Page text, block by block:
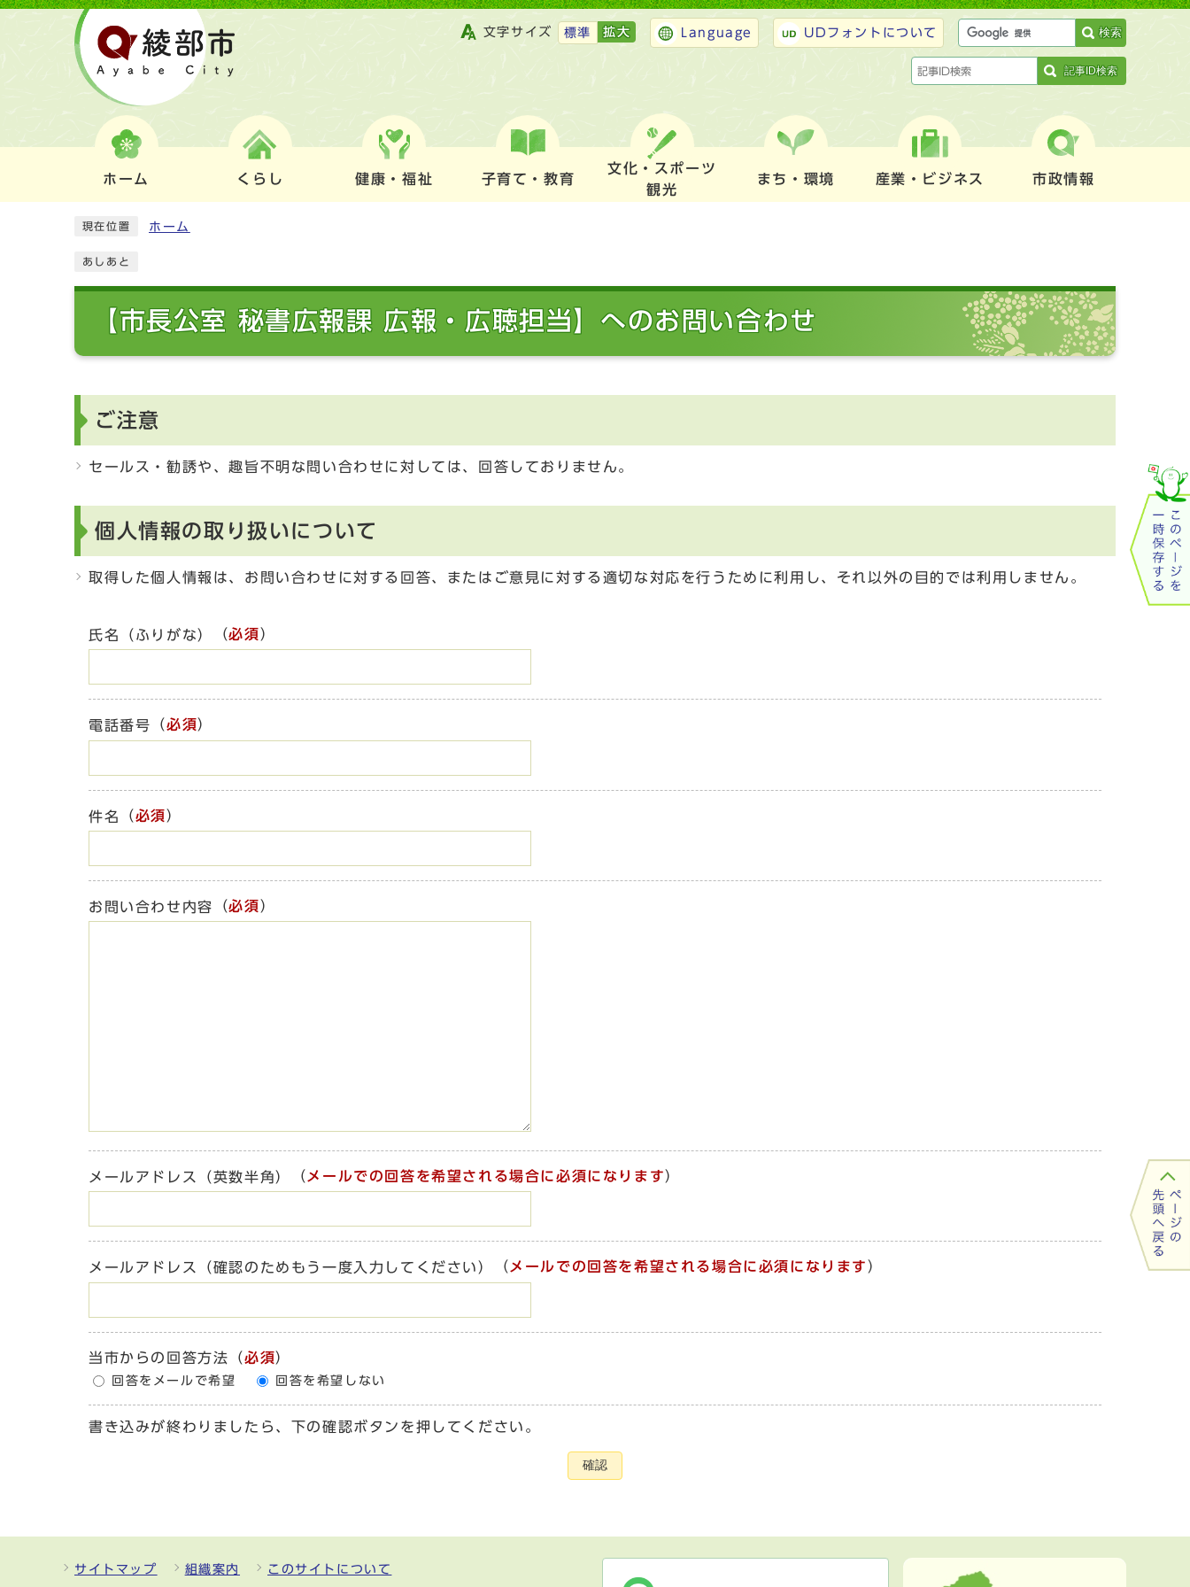
文字サイズ 標準 拡大 Language UDフォントについて 検索
記事ID検索
ホーム くらし 健康・福祉 子育て・教育
文化・スポーツ
観光
まち・環境 産業・ビジネス 市政情報
現在位置 ホーム
あしあと
【市長公室 秘書広報課 広報・広聴担当】へのお問い合わせ
ご注意
セールス・勧誘や、趣旨不明な問い合わせに対しては、回答しておりません。
個人情報の取り扱いについて
取得した個人情報は、お問い合わせに対する回答、またはご意見に対する適切な対応を行うために利用し、それ以外の目的では利用しません。
氏名（ふりがな） （必須）
電話番号 （必須）
件名 （必須）
お問い合わせ内容 （必須）
メールアドレス（英数半角） （ メールでの回答を希望される場合に必須になります）
メールアドレス（確認のためもう一度入力してください） （ メールでの回答を希望される場合に必須になります ）
当市からの回答方法 （必須）
回答をメールで希望 回答を希望しない
書き込みが終わりましたら、下の確認ボタンを押してください。
確認
サイトマップ 組織案内
このサイトについて